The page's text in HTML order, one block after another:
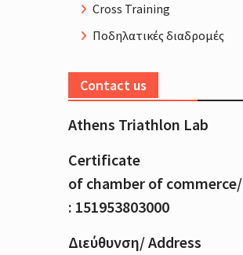
Cross Training
Ποδηλατικές διαδρομές
Contact us
Athens Triathlon Lab
Certificate
of chamber of commerce/
: 151953803000
Διεύθυνση/ Address